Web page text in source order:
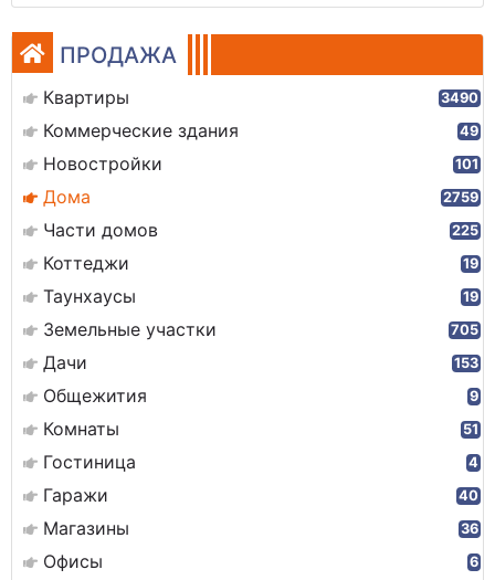
ПРОДАЖА
Квартиры 3490
Коммерческие здания 49
Новостройки 101
Дома 2759
Части домов 225
Коттеджи 19
Таунхаусы 19
Земельные участки 705
Дачи 153
Общежития 9
Комнаты 51
Гостиница 4
Гаражи 40
Магазины 36
Офисы 6